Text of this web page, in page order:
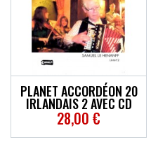
PLANET ACCORDÉON 20
IRLANDAIS 2 AVEC CD
28,00 €